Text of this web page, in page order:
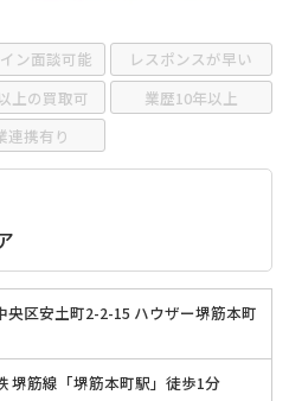
ン面談可能
レスポンスが早い
上の買取可
業歴10年以上
連携有り
央区安土町2-2-15 ハウザー堺筋本町
堺筋線「堺筋本町駅」徒歩1分